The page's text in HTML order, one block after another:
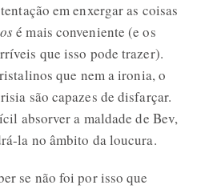
em enxergar as coisas
é mais conveniente (e os
que isso pode trazer).
que nem a ironia, o
são capazes de disfarçar.
absorver a maldade de Bev,
la no âmbito da loucura.
se não foi por isso que